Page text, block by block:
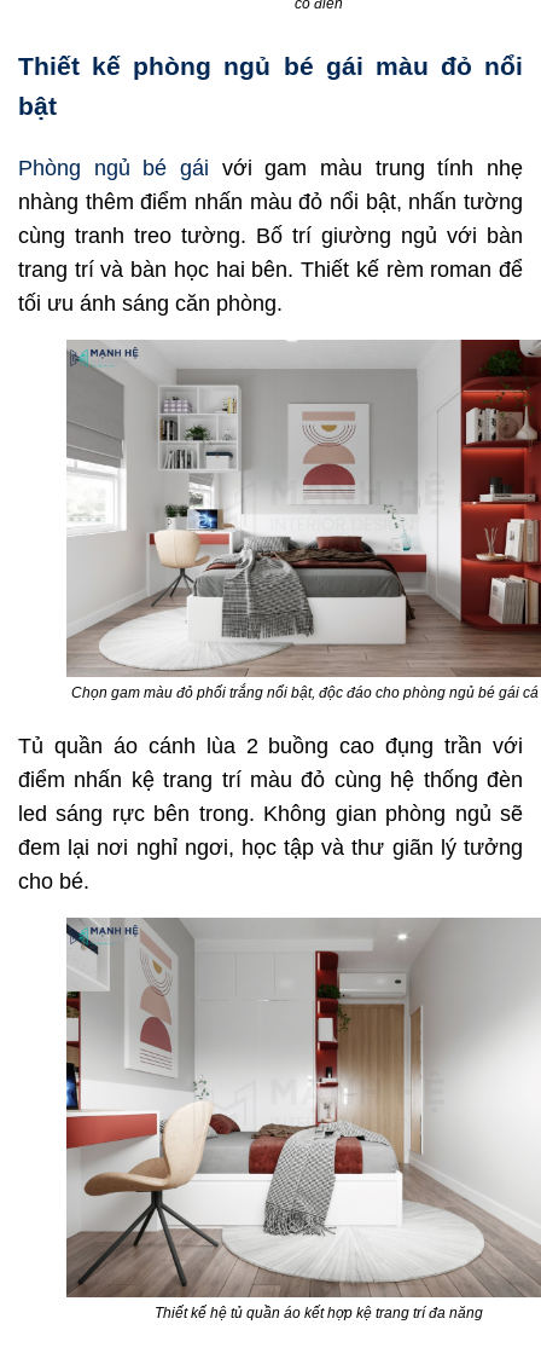
cổ điển
Thiết kế phòng ngủ bé gái màu đỏ nổi
bật
Phòng ngủ bé gái với gam màu trung tính nhẹ
nhàng thêm điểm nhấn màu đỏ nổi bật, nhấn tường
cùng tranh treo tường. Bố trí giường ngủ với bàn
trang trí và bàn học hai bên. Thiết kế rèm roman để
tối ưu ánh sáng căn phòng.
Chọn gam màu đỏ phối trắng nổi bật, độc đáo cho phòng ngủ bé gái
Tủ quần áo cánh lùa 2 buồng cao đụng trần với
điểm nhấn kệ trang trí màu đỏ cùng hệ thống đèn
led sáng rực bên trong. Không gian phòng ngủ sẽ
đem lại nơi nghỉ ngơi, học tập và thư giãn lý tưởng
cho bé.
Thiết kế hệ tủ quần áo kết hợp kệ trang trí đa năng